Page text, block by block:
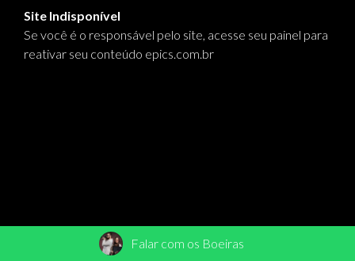
Site Indisponível
Se você é o responsável pelo site, acesse seu painel para
reativar seu conteúdo epics.com.br
Falar com os Boeiras